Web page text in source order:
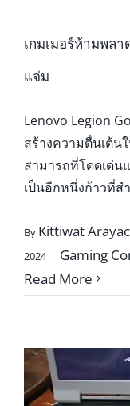
เกมเมอร์ห้ามพลา
แจ่ม
Lenovo Legion
สร้างความตื่นเต้น
สามารถที่โดดเด่น
เป็นอีกหนึ่งก้าวที่ส
By Kittiwat
2024 | Gaming
Read More